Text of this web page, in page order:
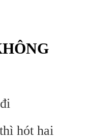
hót hai